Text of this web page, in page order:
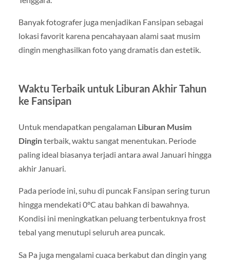
Banyak fotografer juga menjadikan Fansipan sebagai
lokasi favorit karena pencahayaan alami saat musim
dingin menghasilkan foto yang dramatis dan estetik.
Waktu Terbaik untuk Liburan Akhir Tahun
ke Fansipan
Untuk mendapatkan pengalaman Liburan Musim
Dinginterbaik, waktu sangat menentukan. Periode
paling ideal biasanya terjadi antara awal Januari hingga
akhir Januari.
Pada periode ini, suhu di puncak Fansipan sering turun
hingga mendekati 0°C atau bahkan di bawahnya.
Kondisi ini meningkatkan peluang terbentuknya frost
tebal yang menutupi seluruh area puncak.
Sa Pa juga mengalami cuaca berkabut dan dingin yang